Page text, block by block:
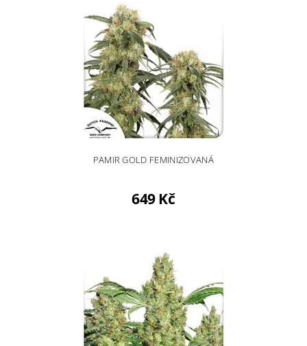
PAMIR GOLD FEMINIZOVANÁ
649 Kč